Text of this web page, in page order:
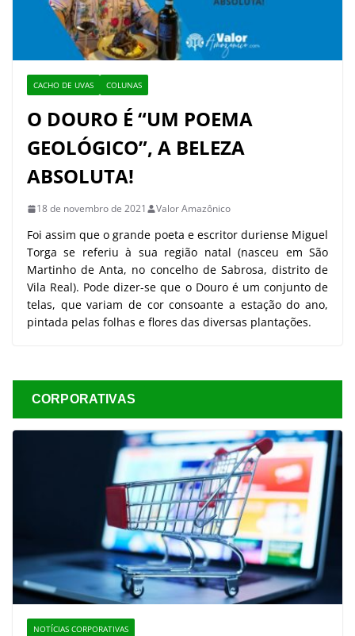
CACHO DE UVAS COLUNAS
O DOURO É “UM POEMA
GEOLÓGICO”, A BELEZA
ABSOLUTA!
18 de novembro de 2021 Valor Amazônico
Foi assim que o grande poeta e escritor duriense Miguel
Torga se referiu à sua região natal (nasceu em São
Martinho de Anta, no concelho de Sabrosa, distrito de
Vila Real). Pode dizer-se que o Douro é um conjunto de
telas, que variam de cor consoante a estação do ano,
pintada pelas folhas e flores das diversas plantações.
CORPORATIVAS
NOTÍCIAS CORPORATIVAS